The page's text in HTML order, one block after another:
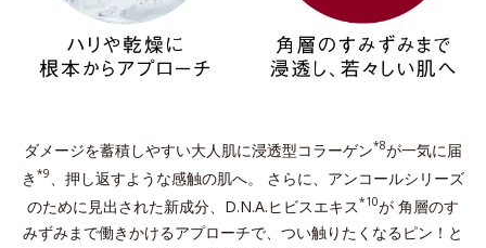
ダメージを蓄積しやすい大人肌に浸透型コラーゲン*8が一気に届
き *9 、押し返すような感触の肌へ。
さらに、アンコールシリーズ
のために見出された新成分、D.N.A.ヒビスエキス*10が 角層のす
みずみまで働きかけるアプローチで、つい触りたくなるピン！と